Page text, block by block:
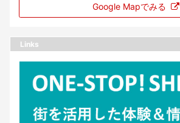
Google Mapでみる
Links